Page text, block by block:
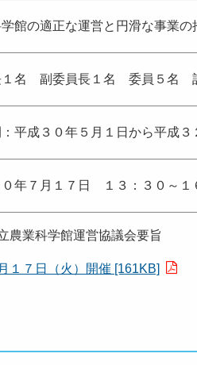
館の適正な運営と円滑な事業の
１名 副委員長１名 委員５名
：平成３０年５月１日から平成
０年７月１７日 １３：３０
業科学館運営協議会要旨
７日（火）開催 [161KB]